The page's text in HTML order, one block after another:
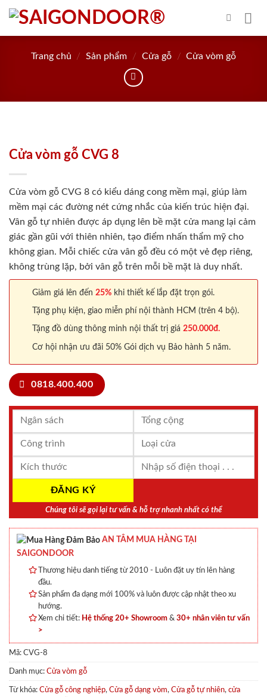
Skip
content
Trang chủ / Sản phẩm / Cửa gỗ / Cửa vòm gỗ
Cửa vòm gỗ CVG 8
Cửa vòm gỗ CVG 8 có kiểu dáng cong mềm mại, giúp làm
mềm mại các đường nét cứng nhắc của kiến trúc hiện đại.
Vân gỗ tự nhiên được áp dụng lên bề mặt cửa mang lại cảm
giác gần gũi với thiên nhiên, tạo điểm nhấn thẩm mỹ cho
không gian. Mỗi chiếc cửa vân gỗ đều có một vẻ đẹp riêng,
không trùng lặp, bởi vân gỗ trên mỗi bề mặt là duy nhất.
Giảm giá lên đến 25% khi thiết kế lắp đặt trọn gói.
Tặng phụ kiện, giao miễn phí nội thành HCM (trên 4 bộ).
Tặng đồ dùng thông minh nội thất trị giá 250.000đ.
Cơ hội nhận ưu đãi 50% Gói dịch vụ Bảo hành 5 năm.
0818.400.400
Chúng tôi sẽ gọi lại tư vấn & hỗ trợ nhanh nhất có thể
AN TÂM MUA HÀNG TẠI
SAIGONDOOR
Thương hiệu danh tiếng từ 2010 - Luôn đặt uy tín lên hàng
đầu.
Sản phẩm đa dạng mới 100% và luôn được cập nhật theo xu
hướng.
Xem chi tiết: Hệ thống 20+ Showroom & 30+ nhân viên tư vấn
>
Mã: CVG-8
Danh mục: Cửa vòm gỗ
Từ khóa: Cửa gỗ công nghiệp, Cửa gỗ dạng vòm, Cửa gỗ tự nhiên, cửa